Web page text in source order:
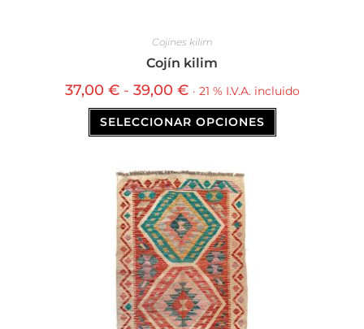
Cojines kilim
Cojín kilim
37,00 € - 39,00 € · 21 % I.V.A. incluido
SELECCIONAR OPCIONES